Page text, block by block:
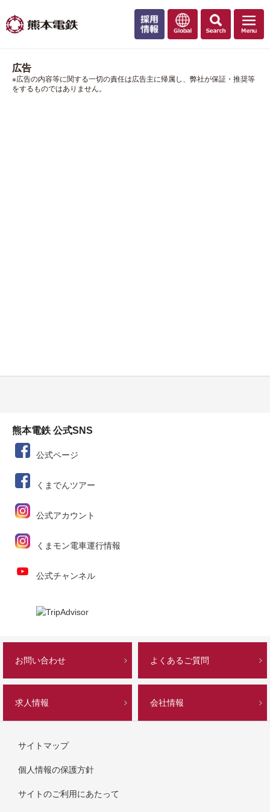
広告
※広告の内容等に関する一切の責任は広告主に帰属し、弊社が保証・推奨等
をするものではありません。
熊本電鉄 公式SNS
公式ページ
くまでんツアー
公式アカウント
くまモン電車運行情報
公式チャンネル
お問い合わせ よくあるご質問
求人情報 会社情報
サイトマップ
個人情報の保護方針
サイトのご利用にあたって